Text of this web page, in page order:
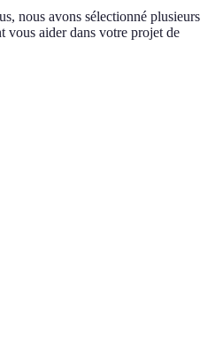
nous avons sélectionné plusieurs
vous aider dans votre projet de